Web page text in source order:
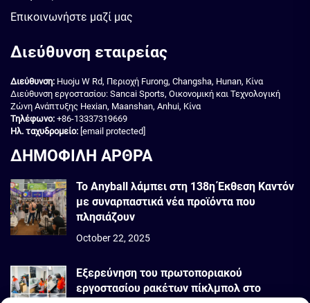
Επικοινωνήστε μαζί μας
Διεύθυνση εταιρείας
Διεύθυνση: Huoju W Rd, Περιοχή Furong, Changsha, Hunan, Κίνα
Διεύθυνση εργοστασίου: Sancai Sports, Οικονομική και Τεχνολογική
Ζώνη Ανάπτυξης Hexian, Maanshan, Anhui, Κίνα
Τηλέφωνο: +86-13337319669
Ηλ. ταχυδρομείο: [email protected]
ΔΗΜΟΦΙΛΗ ΑΡΘΡΑ
Το Anyball λάμπει στη 138η Έκθεση Καντόν
με συναρπαστικά νέα προϊόντα που
πλησιάζουν
October 22, 2025
Εξερεύνηση του πρωτοποριακού
εργοστασίου ρακέτων πίκλμπολ στο